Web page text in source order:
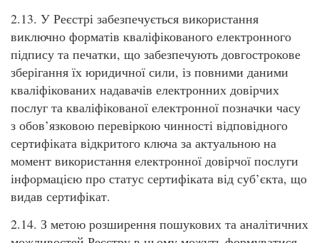
2.13. У Реєстрі забезпечується використання
виключно форматів кваліфікованого електронного
підпису та печатки, що забезпечують довгострокове
зберігання їх юридичної сили, із повними даними
кваліфікованих надавачів електронних довірчих
послуг та кваліфікованої електронної позначки часу
з обов’язковою перевіркою чинності відповідного
сертифіката відкритого ключа за актуальною на
момент використання електронної довірчої послуги
інформацією про статус сертифіката від суб’єкта, що
видав сертифікат.
2.14. З метою розширення пошукових та аналітичних